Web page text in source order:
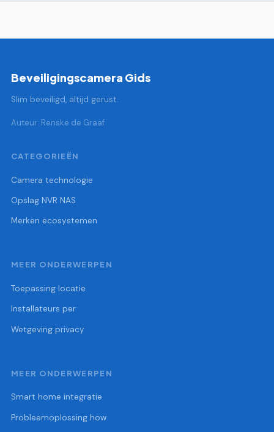
Beveiligingscamera Gids
Slim beveiligd, altijd gerust.
Auteur: Renske de Graaf
CATEGORIEËN
Camera technologie
Opslag NVR NAS
Merken ecosystemen
MEER ONDERWERPEN
Toepassing locatie
Installateurs per
Wetgeving privacy
MEER ONDERWERPEN
Smart home integratie
Probleemoplossing how